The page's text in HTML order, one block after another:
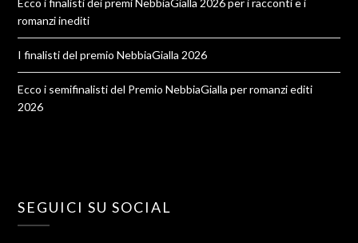
Ecco i finalisti dei premi NebbiaGialla 2026 per i racconti e i
romanzi inediti
I finalisti del premio NebbiaGialla 2026
Ecco i semifinalisti del Premio NebbiaGialla per romanzi editi
2026
SEGUICI SU SOCIAL